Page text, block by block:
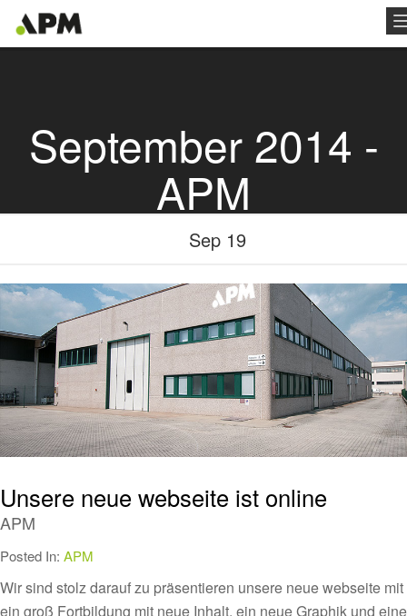
September 2014 -
APM
Sep 19
Unsere neue webseite ist online
APM
Posted In: APM
Wir sind stolz darauf zu präsentieren unsere neue webseite mit
ein groß Fortbildung mit neue Inhalt, ein neue Graphik und eine